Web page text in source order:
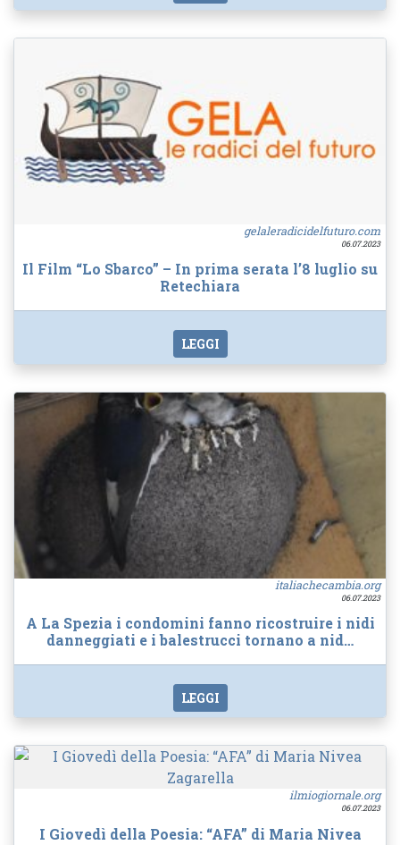
gelaleradicidelfuturo.com
06.07.2023
Il Film “Lo Sbarco” – In prima serata l’8 luglio su
Retechiara
LEGGI
italiachecambia.org
06.07.2023
A La Spezia i condomini fanno ricostruire i nidi
danneggiati e i balestrucci tornano a nid…
LEGGI
ilmiogiornale.org
06.07.2023
I Giovedì della Poesia: “AFA” di Maria Nivea